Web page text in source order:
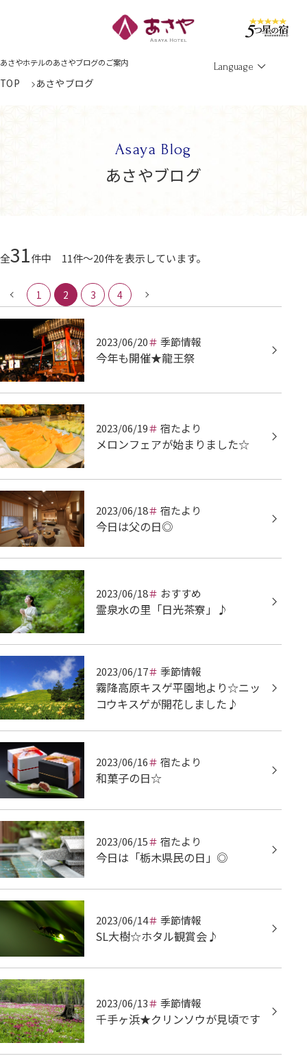
あさやホテルのあさやブログのご案内 Language
TOP あさやブログ
Asaya Blog
あさやブログ
全31件中 11件～20件を表示しています。
1 2 3 4
2023/06/20 季節情報
今年も開催★龍王祭
2023/06/19 宿たより
メロンフェアが始まりました☆
2023/06/18 宿たより
今日は父の日◎
2023/06/18 おすすめ
霊泉水の里「日光茶寮」♪
2023/06/17 季節情報
霧降高原キスゲ平園地より☆ニッ
コウキスゲが開花しました♪
2023/06/16 宿たより
和菓子の日☆
2023/06/15 宿たより
今日は「栃木県民の日」◎
2023/06/14 季節情報
SL大樹☆ホタル観賞会♪
2023/06/13 季節情報
千手ヶ浜★クリンソウが見頃です